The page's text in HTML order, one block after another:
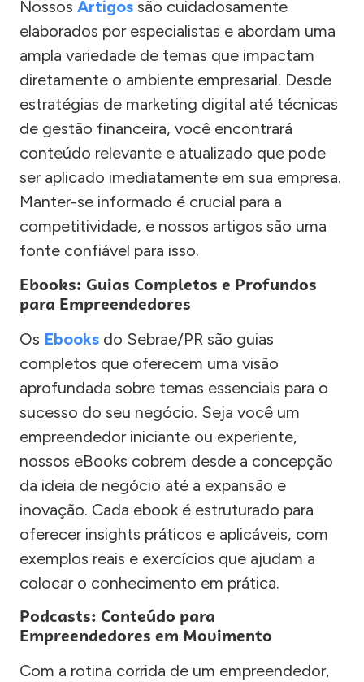
Nossos Artigos são cuidadosamente
elaborados por especialistas e abordam uma
ampla variedade de temas que impactam
diretamente o ambiente empresarial. Desde
estratégias de marketing digital até técnicas
de gestão financeira, você encontrará
conteúdo relevante e atualizado que pode
ser aplicado imediatamente em sua empresa.
Manter-se informado é crucial para a
competitividade, e nossos artigos são uma
fonte confiável para isso.
Ebooks: Guias Completos e Profundos
para Empreendedores
Os Ebooks do Sebrae/PR são guias
completos que oferecem uma visão
aprofundada sobre temas essenciais para o
sucesso do seu negócio. Seja você um
empreendedor iniciante ou experiente,
nossos eBooks cobrem desde a concepção
da ideia de negócio até a expansão e
inovação. Cada ebook é estruturado para
oferecer insights práticos e aplicáveis, com
exemplos reais e exercícios que ajudam a
colocar o conhecimento em prática.
Podcasts: Conteúdo para
Empreendedores em Movimento
Com a rotina corrida de um empreendedor,